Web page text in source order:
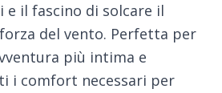
e il fascino di solcare il
del vento. Perfetta per
più intima e
i comfort necessari per